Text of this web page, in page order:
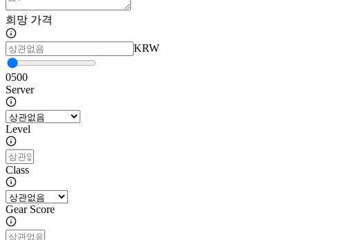
희망 가격
KRW
0500
Server
Level
Class
Gear Score